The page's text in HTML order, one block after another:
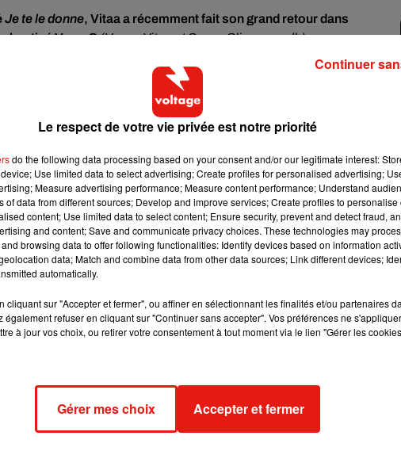
Je te le donne, Vitaa a récemment fait son grand retourdans
baptisé VersuS(V pourVitaaet S pour Slimane, ndlr).
ont séduit leurs fans.
Dans le clip du morceau, Slimane
de sa participation à
The Voice , la plus belle voix
coach, une place qu’elle connaît très bien puisqu’elle a déjà
Tout un symbole donc, d’autant plus que c’est pendant ce
, queSlimane avait fait se retourner les quatre coachs. Et si les
rencontre de leur public pour une tournée exceptionnelle,a vec
top 10 des meilleures ventes de 2019. Invités sur la prochaine
coulisses surleur nomination à la 35ème édition des Victoires
2020 pour la chanson originale avec 'Ça va ça vient'.
que c'est une première. Si on gagne une Victoire, ça sera la
là depuis le début. C'est juste incroyable ce qu'on vit. Si on
tous les jours", a expliqué son acolyte, l'ex-vainqueur de The
qui l'a critiquée sur Twitter. L'internaute a ainsi tweeté en
. Rapidement, ce post misogyne a fait réagir la jeune
en rétorquant :"C'est déjà ça".
Le respect de votre vie privée est notre priorité
do the following data processing based on your consent and/or our legitimate interest:
Use limited data to select advertising; Create profiles for personalised advertising;
Measure advertising performance; Measure content performance; Understand
of data from different sources; Develop and improve services; Create profiles to personalise
content; Use limited data to select content; Ensure security, prevent and detect fraud,
and content; Save and communicate privacy choices. These technologies may
browsing data to offer following functionalities: Identify devices based on information
data; Match and combine data from other data sources; Link different devices;
automatically.
cliquant sur "Accepter et fermer", ou affiner en sélectionnant les finalités et/ou partenaires
également refuser en cliquant sur "Continuer sans accepter". Vos préférences ne
à jour vos choix, ou retirer votre consentement à tout moment via le lien "Gérer les
Gérer mes choix Accepter et fermer
Continuer